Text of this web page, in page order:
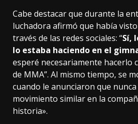
Cabe destacar que durante la
luchadora afirmó que había
través de las redes sociales: “Sí,
lo estaba haciendo en el
esperé necesariamente hacerlo
de MMA”. Al mismo tiempo, se
cuando le anunciaron que
movimiento similar en la
historia».